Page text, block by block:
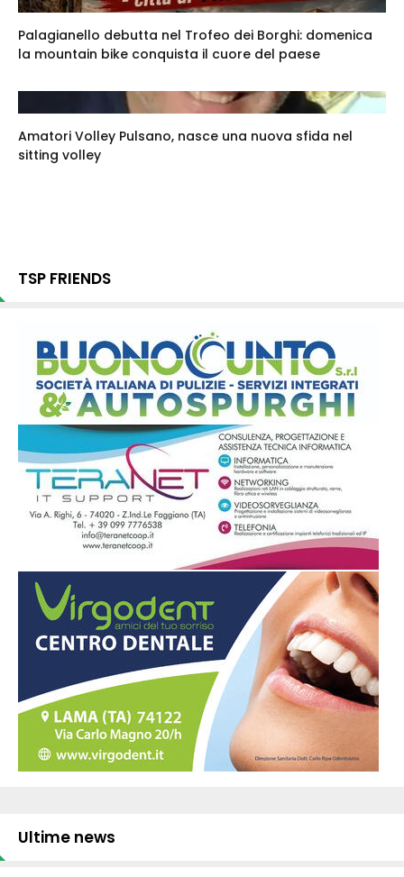
Palagianello debutta nel Trofeo dei Borghi: domenica
la mountain bike conquista il cuore del paese
Amatori Volley Pulsano, nasce una nuova sfida nel
sitting volley
TSP FRIENDS
Ultime news